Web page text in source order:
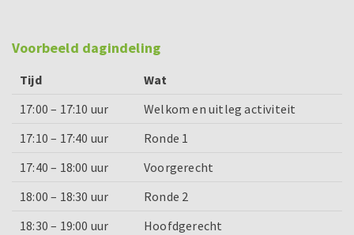
Voorbeeld dagindeling
Tijd
Wat
17:00 – 17:10 uur
Welkom en uitleg activiteit
17:10 – 17:40 uur
Ronde 1
17:40 – 18:00 uur
Voorgerecht
18:00 – 18:30 uur
Ronde 2
18:30 – 19:00 uur
Hoofdgerecht